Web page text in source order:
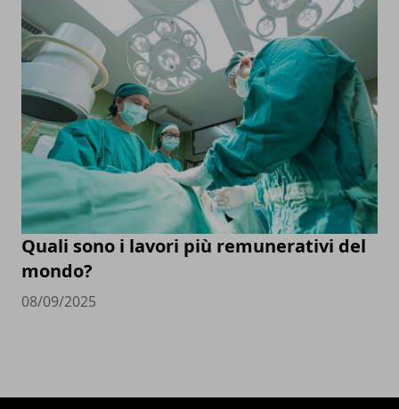
Quali sono i lavori più remunerativi del
mondo?
08/09/2025